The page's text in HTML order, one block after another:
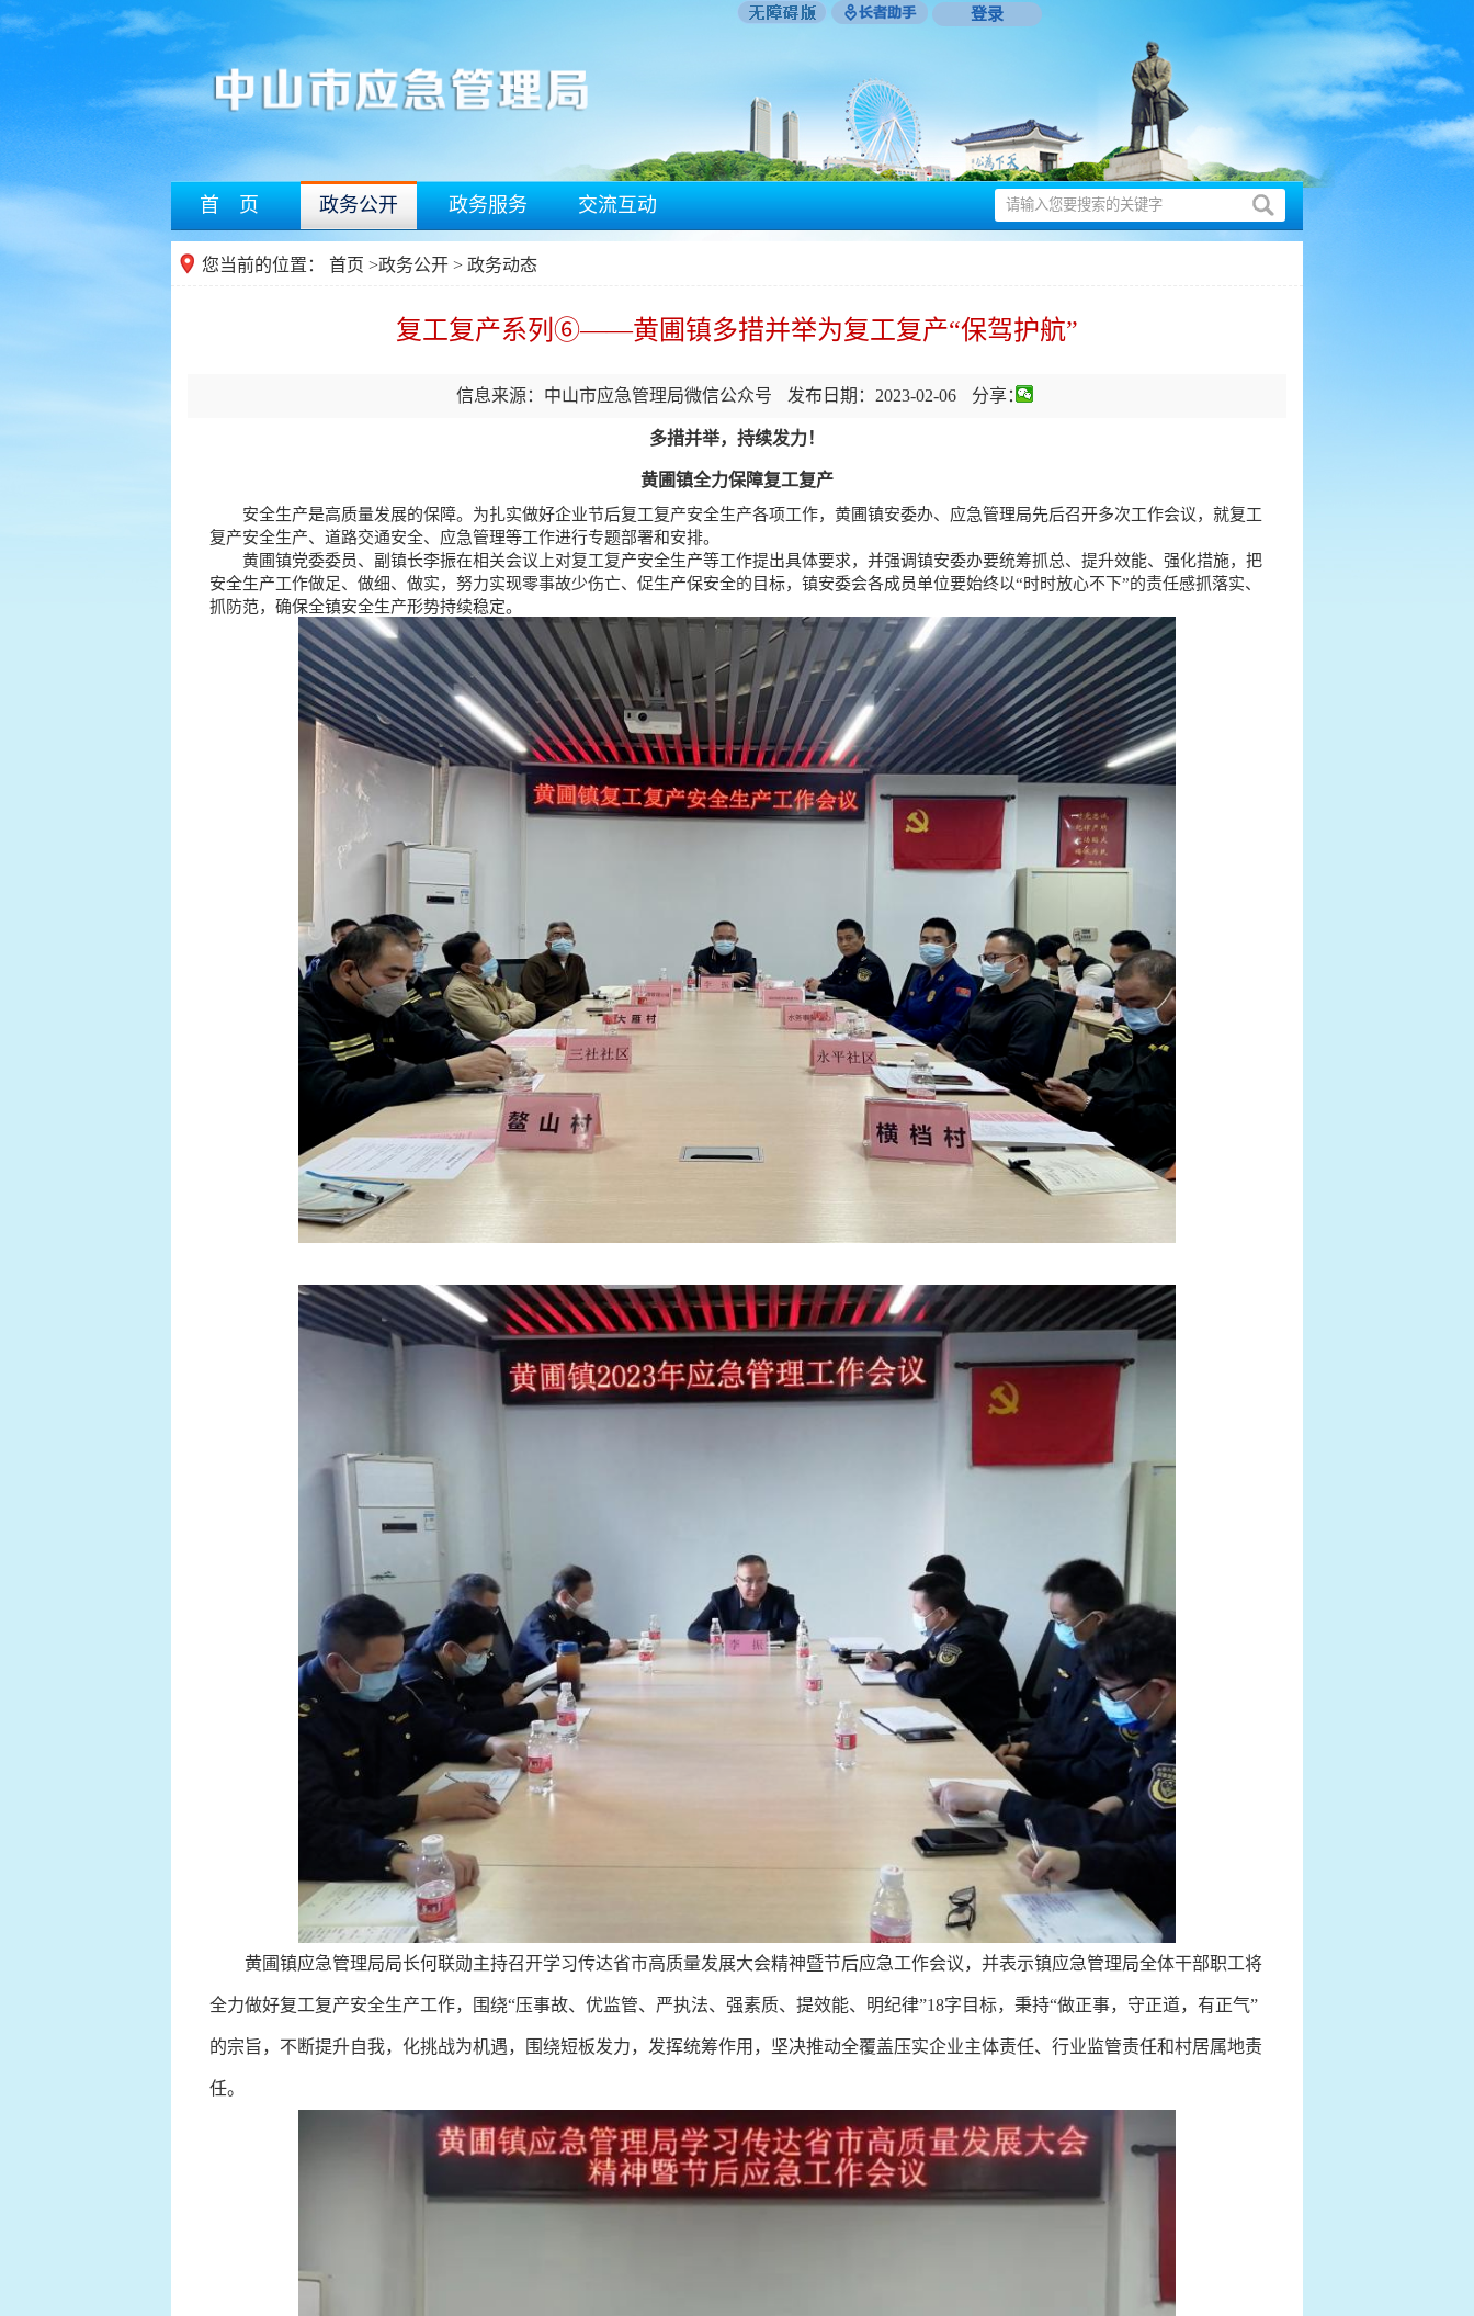
登录
首 页 政务公开 政务服务 交流互动
您当前的位置： 首页 >政务公开 > 政务动态
复工复产系列⑥——黄圃镇多措并举为复工复产“保驾护航”
信息来源：中山市应急管理局微信公众号 发布日期：2023-02-06 分享：
多措并举，持续发力！
黄圃镇全力保障复工复产
安全生产是高质量发展的保障。为扎实做好企业节后复工复产安全生产各项工作，黄圃镇安委办、应急管理局先后召开多次工作会议，就复工
复产安全生产、道路交通安全、应急管理等工作进行专题部署和安排。
黄圃镇党委委员、副镇长李振在相关会议上对复工复产安全生产等工作提出具体要求，并强调镇安委办要统筹抓总、提升效能、强化措施，把
安全生产工作做足、做细、做实，努力实现零事故少伤亡、促生产保安全的目标，镇安委会各成员单位要始终以“时时放心不下”的责任感抓落实、
抓防范，确保全镇安全生产形势持续稳定。
黄圃镇应急管理局局长何联勋主持召开学习传达省市高质量发展大会精神暨节后应急工作会议，并表示镇应急管理局全体干部职工将
全力做好复工复产安全生产工作，围绕“压事故、优监管、严执法、强素质、提效能、明纪律”18字目标，秉持“做正事，守正道，有正气”
的宗旨，不断提升自我，化挑战为机遇，围绕短板发力，发挥统筹作用，坚决推动全覆盖压实企业主体责任、行业监管责任和村居属地责
任。